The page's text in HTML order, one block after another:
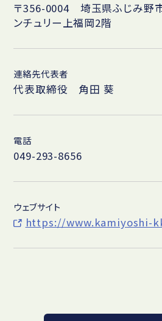
〒356-0004 埼玉県ふじみ野
ンチュリー上福岡2階
連絡先代表者
代表取締役 角田 葵
電話
049-293-8656
ウェブサイト
https://www.kamiyoshi-